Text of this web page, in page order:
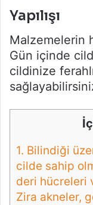
Yapılışı
Malzemelerin
Gün içinde
cildinize
1. Bilindiği
cilde sahip
deri hücreleri
Zira akneler,